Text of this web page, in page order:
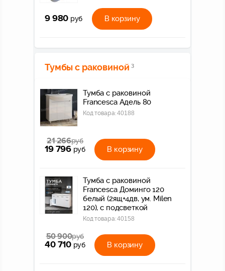
9 980 руб В корзину
Тумбы с раковиной 3
Тумба с раковиной
Francesca Адель 80
Код товара:40188
21 266руб
19 796 руб В корзину
Тумба с раковиной
Francesca Доминго 120
белый (2ящ+4дв, ум. Milen
120), с подсветкой
Код товара:40158
50 900руб
40 710 руб В корзину